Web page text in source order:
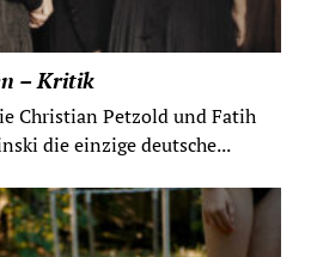
– Kritik
Christian Petzold und Fatih
die einzige deutsche...